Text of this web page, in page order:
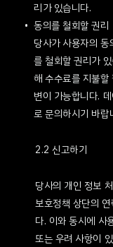
리가 있습니다.
동의를 철회할 권리
당사가 사용자의
를 철회할 권리가
해 수수료를 지불
변이 가능합니다.
로 문의하시기 바랍
2.2 신고하기
당사의 개인 정보
보호정책 상단의
다. 이와 동시에 사
또는 우려 사항이